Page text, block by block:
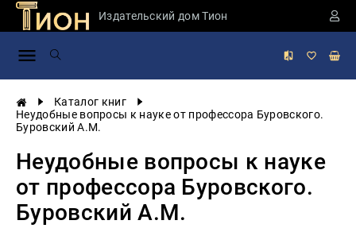
Издательский дом Тион
Каталог книг
Неудобные вопросы к науке от профессора Буровского.
Буровский А.М.
Неудобные вопросы к науке
от профессора Буровского.
Буровский А.М.
Занимательная
России
Мировая
Экономика
Фантастика
и
приключения